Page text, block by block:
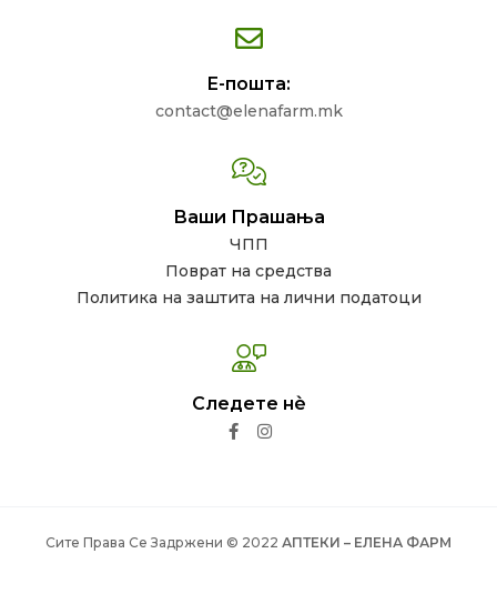
Е-пошта:
contact@elenafarm.mk
Ваши Прашања
ЧПП
Поврат на средства
Политика на заштита на лични податоци
Следете нѐ
Сите Права Се Задржени © 2022 АПТЕКИ – ЕЛЕНА ФАРМ